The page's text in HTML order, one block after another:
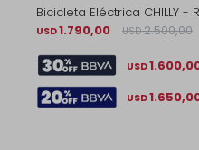
Bicicleta Eléctrica CHILLY -
USD1.790,00 USD 2.500,00
USD
USD